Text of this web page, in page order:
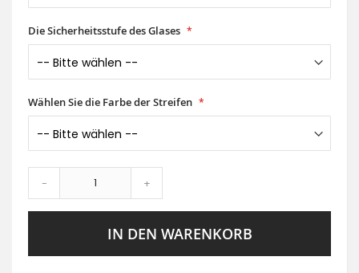
Die Sicherheitsstufe des Glases
Wählen Sie die Farbe der Streifen
- +
IN DEN WARENKORB